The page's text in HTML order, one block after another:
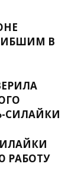
В
СИЛАЙКИ
РАБОТУ